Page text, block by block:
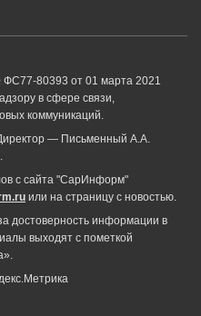
80393 от 01 марта 2021
в сфере связи,
коммуникаций.
— Письменный А.А.
с сайта "СарИнформ"
или на страницу с новостью.
достоверность информации в
выходят с пометкой